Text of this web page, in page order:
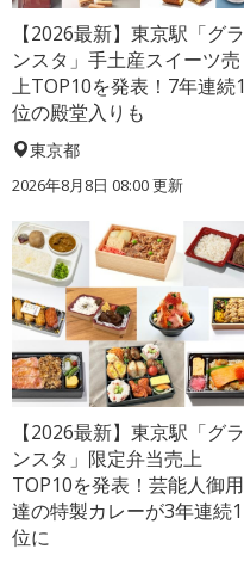
【2026最新】東京駅「グラ
ンスタ」手土産スイーツ売
上TOP10を発表！7年連続1
位の殿堂入りも
東京都
2026年8月8日 08:00更新
【2026最新】東京駅「グラ
ンスタ」限定弁当売上
TOP10を発表！芸能人御用
達の特製カレーが3年連続1
位に